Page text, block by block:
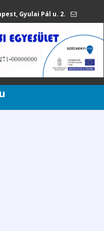
Gyulai Pál u. 2.
20/216-42-80